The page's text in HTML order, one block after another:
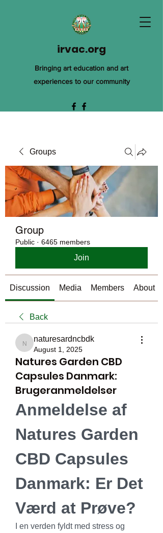
irvac.org
Bringing art education and art
experiences to our community
Groups
Group
Public · 6465 members
Join
Discussion Media Members About
Back
naturesardncbdk
naturesardncbdk
August 1, 2025
Natures Garden CBD
Capsules Danmark:
Brugeranmeldelser
Anmeldelse af
Natures Garden
CBD Capsules
Danmark: Er Det
Værd at Prøve?
I en verden fyldt med stress og